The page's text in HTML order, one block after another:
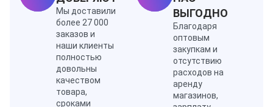
Мы доставили
более 27 000
заказов и
наши клиенты
полностью
довольны
качеством
товара,
сроками
ВЫГОДНО
Благодаря
оптовым
закупкам и
отсутствию
расходов на
аренду
магазинов,